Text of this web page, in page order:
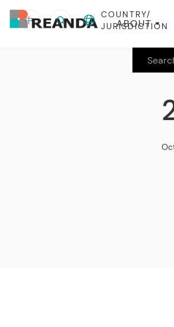
ABOUT
中
COUNTRY/
JURISDICTION